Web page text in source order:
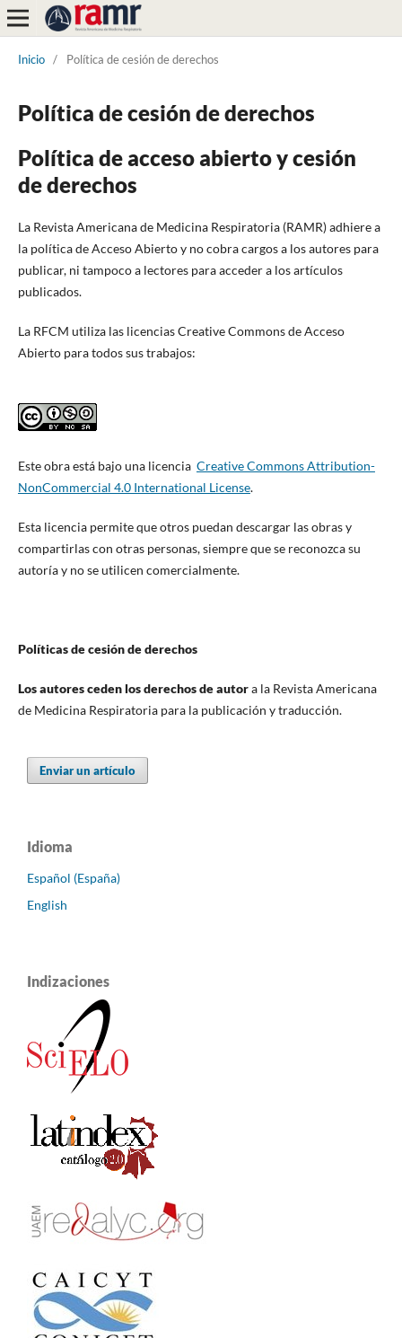
Inicio / Política de cesión de derechos
Política de cesión de derechos
Política de acceso abierto y cesión
de derechos
La Revista Americana de Medicina Respiratoria (RAMR) adhiere a
la política de Acceso Abierto y no cobra cargos a los autores para
publicar, ni tampoco a lectores para acceder a los artículos
publicados.
La RFCM utiliza las licencias Creative Commons de Acceso
Abierto para todos sus trabajos:
Este obra está bajo una licencia Creative Commons Attribution-
NonCommercial 4.0 International License.
Esta licencia permite que otros puedan descargar las obras y
compartirlas con otras personas, siempre que se reconozca su
autoría y no se utilicen comercialmente.
Políticas de cesión de derechos
Los autores ceden los derechos de autora la Revista Americana
de Medicina Respiratoria para la publicación y traducción.
Enviar un artículo
Idioma
Español (España)
English
Indizaciones